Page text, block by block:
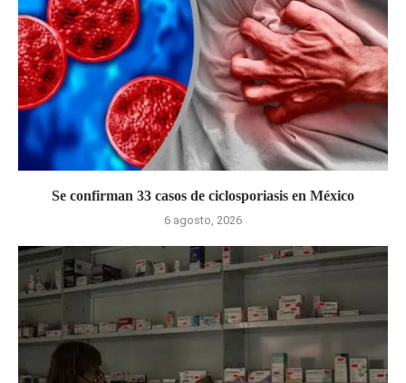
Se confirman 33 casos de ciclosporiasis en México
6 agosto, 2026